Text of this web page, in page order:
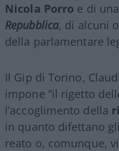
Nicola Porro e di
Repubblica, di alcuni
della parlamentare
Il Gip di Torino,
impone “il rigetto
l’accoglimento della
in quanto difettano
reato o, comunque,